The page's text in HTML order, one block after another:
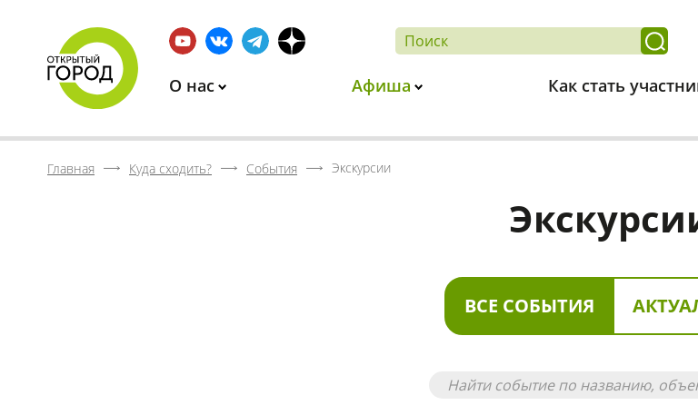
О нас Афиша Как стать
Главная Куда сходить? События Экскурсии
ВСЕ СОБЫТИЯ